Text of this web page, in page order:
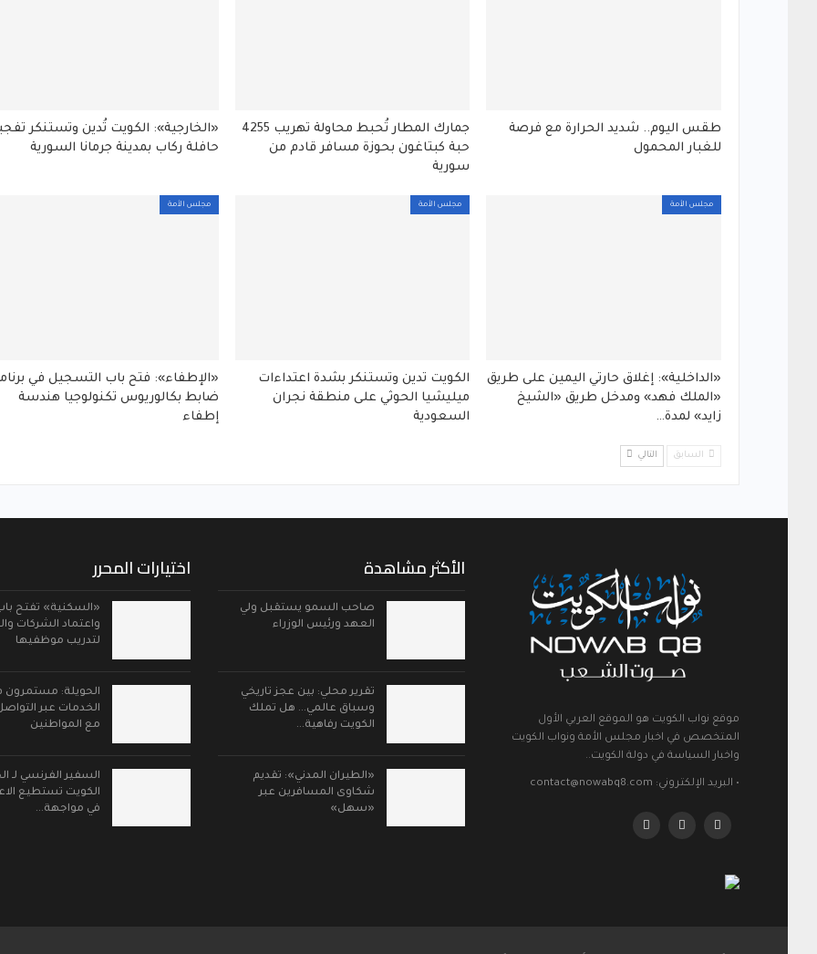
طقس اليوم.. شديد الحرارة مع فرصة
للغبار المحمول
جمارك المطار تُحبط محاولة تهريب 4255
حبة كبتاغون بحوزة مسافر قادم من
سورية
«الخارجية»: الكويت تُدين وتستنكر
حافلة ركاب بمدينة جرمانا السورية
مجلس الأمة
«الداخلية»: إغلاق حارتي اليمين على طريق
«الملك فهد» ومدخل طريق «الشيخ
زايد» لمدة…
مجلس الأمة
الكويت تدين وتستنكر بشدة اعتداءات
ميليشيا الحوثي على منطقة نجران
السعودية
مجلس الأمة
«الإطفاء»: فتح باب التسجيل في
ضابط بكالوريوس تكنولوجيا هندسة
إطفاء
السابق التالي
موقع نواب الكويت هو الموقع العربي الأول
المتخصص في اخبار مجلس الأمة ونواب الكويت
واخبار السياسة في دولة الكويت..
• البريد الإلكتروني: contact@nowabq8.com
الأكثر مشاهدة
صاحب السمو يستقبل ولي
العهد ورئيس الوزراء
تقرير محلي: بين عجز تاريخي
وسباق عالمي… هل تملك
الكويت رفاهية…
«الطيران المدني»: تقديم
شكاوى المسافرين عبر
«سهل»
اختيارات المحرر
«السكنية» تفتح
واعتماد الشركات
لتدريب موظفيها
الحويلة: مستمرون
الخدمات عبر
مع المواطنين
السفير الفرنسي لـ
الكويت تستطيع
في مواجهة…